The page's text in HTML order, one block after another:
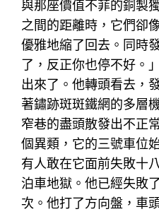
與那座價值不菲的銅製
之間的距離時，它們卻
優雅地縮了回去。同時
了，反正你也停不好。
出來了。他轉頭看去，
著鏽跡斑斑鐵網的多層
窄巷的盡頭散發出不正
個異類，它的三號車位
有人敢在它面前失敗十
泊車地獄。他已經失敗
次。他打了方向盤，車